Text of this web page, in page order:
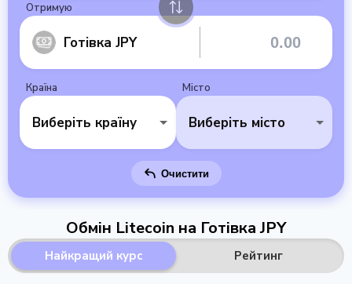
Отримую
Готівка JPY
Країна
Виберіть країну
Місто
Виберіть місто
Очистити
Обмін Litecoin на Готівка JPY
Найкращий курс Рейтинг